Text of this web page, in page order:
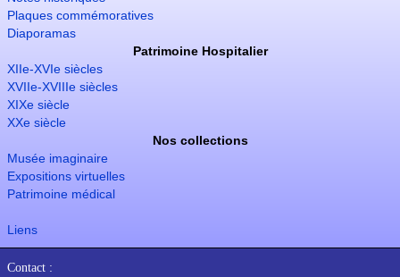
Plaques commémoratives
Diaporamas
Patrimoine Hospitalier
XIIe-XVIe siècles
XVIIe-XVIIIe siècles
XIXe siècle
XXe siècle
Nos collections
Musée imaginaire
Expositions virtuelles
Patrimoine médical
Liens
Contact :